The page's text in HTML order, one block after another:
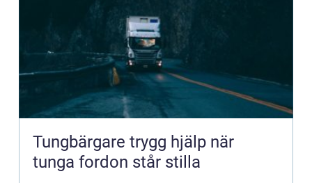
Tungbärgare trygg hjälp när
tunga fordon står stilla